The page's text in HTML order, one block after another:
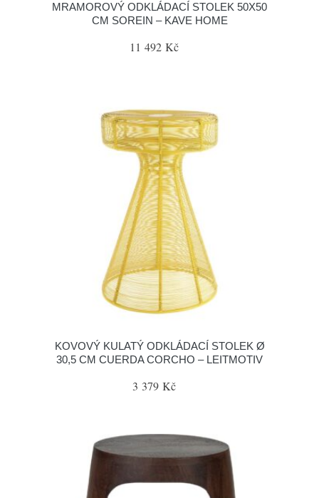
MRAMOROVÝ ODKLÁDACÍ STOLEK 50X50
CM SOREIN – KAVE HOME
11 492 Kč
KOVOVÝ KULATÝ ODKLÁDACÍ STOLEK Ø
30,5 CM CUERDA CORCHO – LEITMOTIV
3 379 Kč